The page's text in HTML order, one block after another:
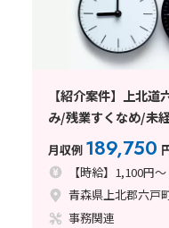
【紹介案件】上北
み/残業すくなめ/未
月収例 189,750
【時給】1,100円～
青森県上北郡六戸
事務関連